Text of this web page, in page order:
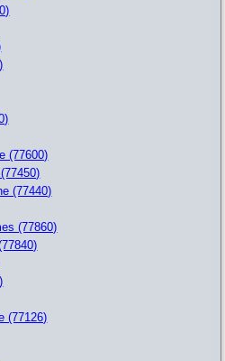
(77600)
(77440)
(77860)
(77126)